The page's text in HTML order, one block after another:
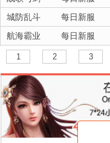
城防乱斗
每日新服
航海霸业
每日新服
晴空双子
每日新服
深渊契约
每日新服
坠落守望者
正中靶心
每日新服
神兵奇迹
每日新服
1 2 3